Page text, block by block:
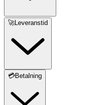
🚀Leveranstid
💳Betalning